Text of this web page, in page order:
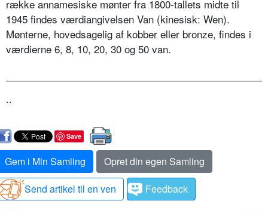
række annamesiske mønter fra 1800-tallets midte til
1945 findes værdiangivelsen Van (kinesisk: Wen).
Mønterne, hovedsagelig af kobber eller bronze, findes i
værdierne 6, 8, 10, 20, 30 og 50 van.
..
Save
Gem i Min Samling
Opret din egen Samling
Send artikel til en ven
Feedback